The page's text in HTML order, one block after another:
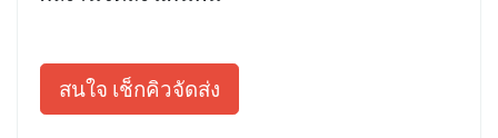
สนใจ เช็กคิวจัดส่ง